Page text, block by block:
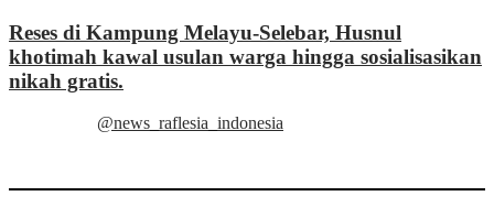
Reses di Kampung Melayu-Selebar, Husnul
khotimah kawal usulan warga hingga sosialisasikan
nikah gratis.
@news_raflesia_indonesia